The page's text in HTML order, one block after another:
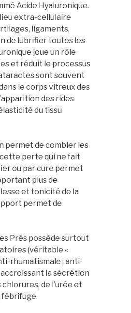
Acide Hyaluronique.
extra-cellulaire
ligaments,
de lubrifier toutes les
joue un rôle
et réduit le processus
sont souvent
le corps vitreux des
des rides
du tissu
permet de combler les
perte qui ne fait
ou par cure permet
plus de
et tonicité de la
permet de
Prés possède surtout
(véritable «
rhumatismale ; anti-
la sécrétion
chlorures, de l’urée et
fébrifuge.